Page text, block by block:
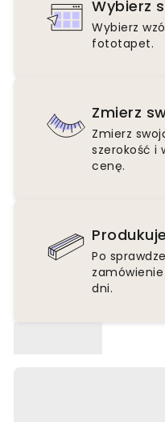
Wybierz
Wybierz
fototapet.
Zmierz
Zmierz
szerokość i
cenę.
Po
dni.